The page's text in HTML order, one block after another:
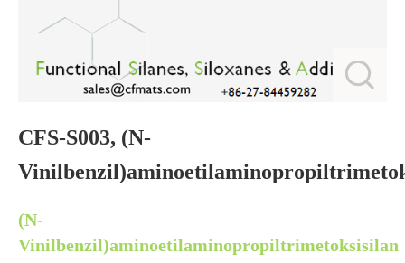
CFS-S003, (N-
(N-
Vinilbenzil)aminoetilaminopropiltrimetoksisilan